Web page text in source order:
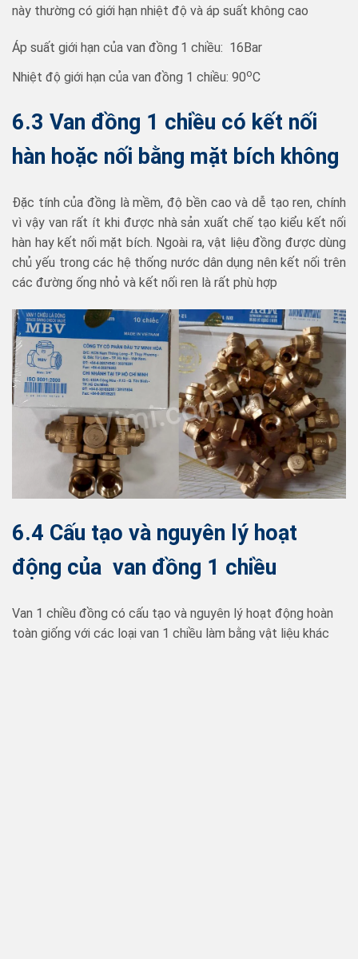
này thường có giới hạn nhiệt độ và áp suất không cao
Áp suất giới hạn của van đồng 1 chiều: 16Bar
Nhiệt độ giới hạn của van đồng 1 chiều: 90oC
6.3 Van đồng 1 chiều có kết nối
hàn hoặc nối bằng mặt bích không
Đặc tính của đồng là mềm, độ bền cao và dễ tạo ren, chính
vì vậy van rất ít khi được nhà sản xuất chế tạo kiểu kết nối
hàn hay kết nối mặt bích. Ngoài ra, vật liệu đồng được dùng
chủ yếu trong các hệ thống nước dân dụng nên kết nối trên
các đường ống nhỏ và kết nối ren là rất phù hợp
6.4 Cấu tạo và nguyên lý hoạt
động của van đồng 1 chiều
Van 1 chiều đồng có cấu tạo và nguyên lý hoạt động hoàn
toàn giống với các loại van 1 chiều làm bằng vật liệu khác